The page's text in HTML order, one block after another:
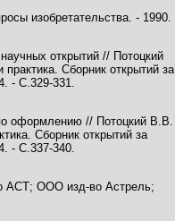
изобретательства. - 1990.
открытий // Потоцкий
Сборник открытий за
- C.329-331.
оформлению // Потоцкий В.В.
Сборник открытий за
- C.337-340.
АСТ; ООО изд-во Астрель;